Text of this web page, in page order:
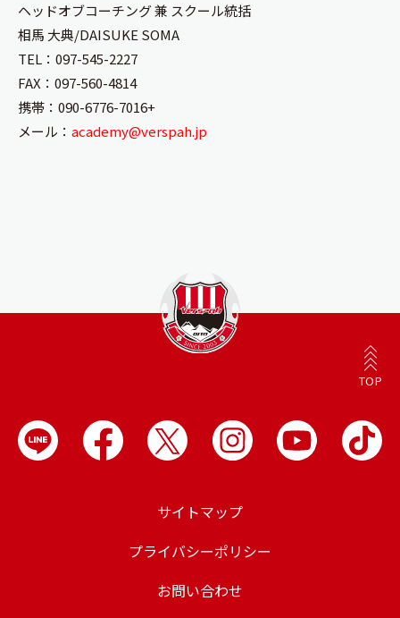
ヘッドオブコーチング 兼 スクール統括
相馬 大典/DAISUKE SOMA
TEL：097-545-2227
FAX：097-560-4814
携帯：090-6776-7016+
メール： academy@verspah.jp
TOP
サイトマップ
プライバシーポリシー
お問い合わせ